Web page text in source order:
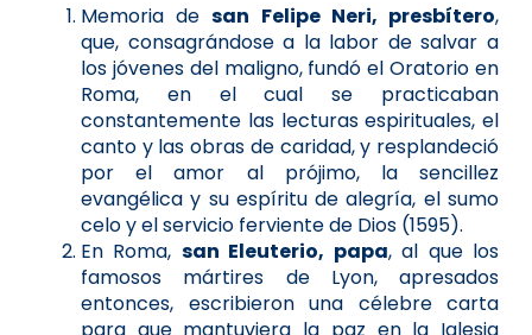
Memoria desan Felipe Neri, presbítero,
que, consagrándose a la labor de salvar a
los jóvenes del maligno, fundó el Oratorio en
Roma, en el cual se practicaban
constantemente las lecturas espirituales, el
canto y las obras de caridad, y resplandeció
por el amor al prójimo, la sencillez
evangélica y su espíritu de alegría, el sumo
celo y el servicio ferviente de Dios (1595).
En Roma, san Eleuterio, papa, al que los
famosos mártires de Lyon, apresados
entonces, escribieron una célebre carta
para que mantuviera la paz en la Iglesia